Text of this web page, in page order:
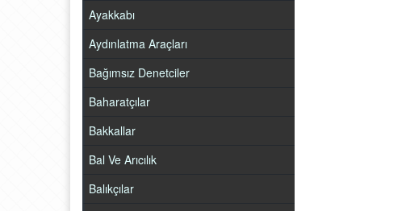
Ayakkabı
Aydınlatma Araçları
Bağımsız Denetciler
Baharatçılar
Bakkallar
Bal Ve Arıcılık
Balıkçılar